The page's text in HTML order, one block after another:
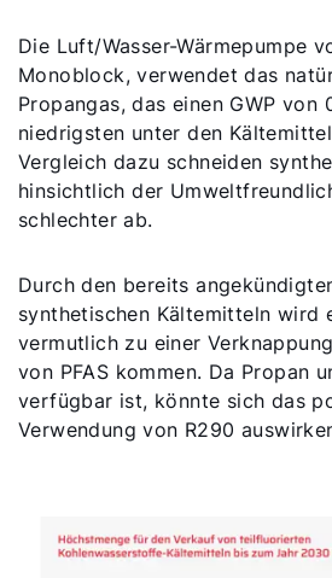
Die Luft/Wasser-Wärmepumpe
Monoblock, verwendet das
Propangas, das einen GWP von
niedrigsten unter den
Vergleich dazu schneiden
hinsichtlich der
schlechter ab.
Durch den bereits
synthetischen Kältemitteln wird
vermutlich zu einer
von PFAS kommen. Da Propan
verfügbar ist, könnte sich das
Verwendung von R290